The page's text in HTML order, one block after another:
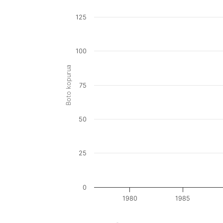
Boto kopurua
1980 1985
0
25
50
75
100
125